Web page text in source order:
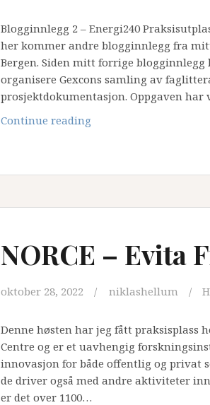
Blogginnlegg 2 – Energi240
her kommer andre blogginnlegg fra
Bergen. Siden mitt forrige
organisere Gexcons samling av
prosjektdokumentasjon. Oppgaven
Continue reading
NORCE – Evita
oktober 28, 2022 niklashellum
Denne høsten har jeg fått praksisplass
Centre og er et uavhengig
innovasjon for både offentlig og privat
de driver også med andre aktiviteter
er det over 1100…